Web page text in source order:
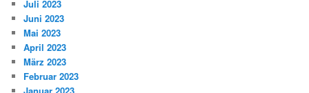
Juli 2023
Juni 2023
Mai 2023
April 2023
März 2023
Februar 2023
Januar 2023